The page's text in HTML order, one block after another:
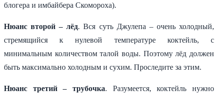
блогера и имбайбера Скомороха).
Нюанс второй – лёд. Вся суть Джулепа – очень холодный,
стремящийся к нулевой температуре коктейль, с
минимальным количеством талой воды. Поэтому лёд должен
быть максимально холодным и сухим. Проследите за этим.
Нюанс третий – трубочка. Разумеется, коктейль нужно